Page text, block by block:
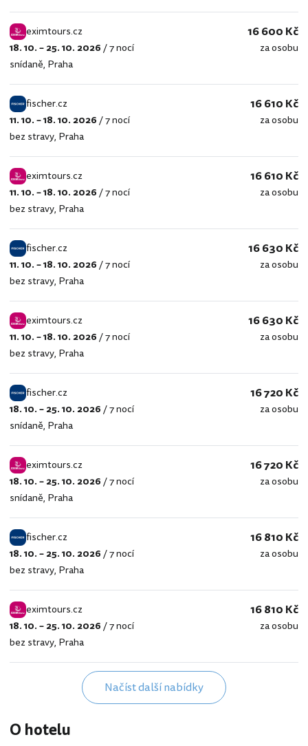
eximtours.cz
eximtours.cz
18. 10. – 25. 10. 2026/7 nocí
snídaně, Praha
16 600 Kč
za osobu
fischer.cz
fischer.cz
11. 10. – 18. 10. 2026/7 nocí
bez stravy, Praha
16 610 Kč
za osobu
eximtours.cz
eximtours.cz
11. 10. – 18. 10. 2026/7 nocí
bez stravy, Praha
16 610 Kč
za osobu
fischer.cz
fischer.cz
11. 10. – 18. 10. 2026/7 nocí
bez stravy, Praha
16 630 Kč
za osobu
eximtours.cz
eximtours.cz
11. 10. – 18. 10. 2026/7 nocí
bez stravy, Praha
16 630 Kč
za osobu
fischer.cz
fischer.cz
18. 10. – 25. 10. 2026/7 nocí
snídaně, Praha
16 720 Kč
za osobu
eximtours.cz
eximtours.cz
18. 10. – 25. 10. 2026/7 nocí
snídaně, Praha
16 720 Kč
za osobu
fischer.cz
fischer.cz
18. 10. – 25. 10. 2026/7 nocí
bez stravy, Praha
16 810 Kč
za osobu
eximtours.cz
eximtours.cz
18. 10. – 25. 10. 2026/7 nocí
bez stravy, Praha
16 810 Kč
za osobu
Načíst další nabídky
O hotelu